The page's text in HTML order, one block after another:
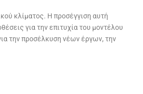
κλίματος. Η προσέγγιση αυτή
για την επιτυχία του μοντέλου
την προσέλκυση νέων έργων, την